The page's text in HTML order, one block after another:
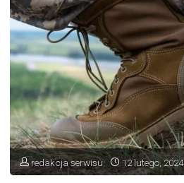
się
w
kurtkach
przeciwdeszczowych
BHP?"
redakcja serwisu 12 lutego, 2024